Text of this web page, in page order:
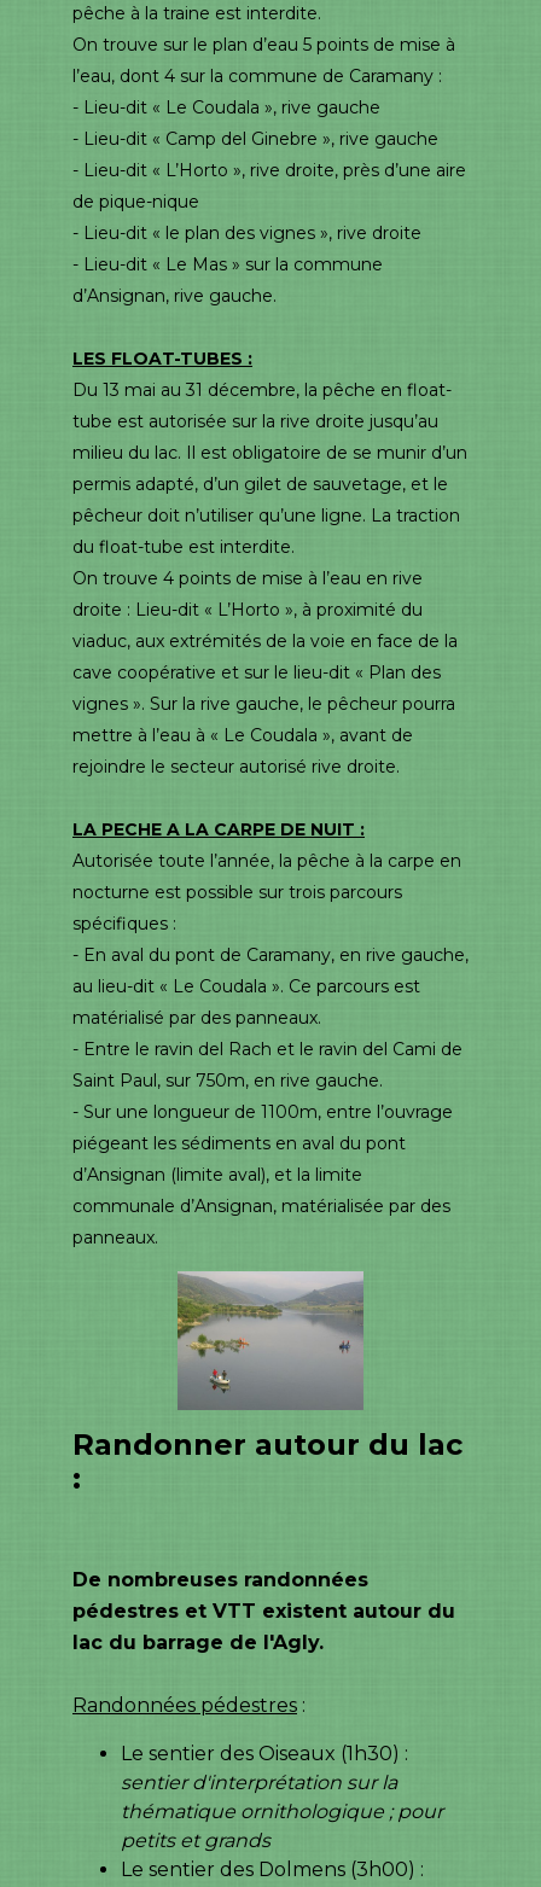
pêche à la traine est interdite.
On trouve sur le plan d’eau 5 points de mise à
l’eau, dont 4 sur la commune de Caramany :
- Lieu-dit « Le Coudala », rive gauche
- Lieu-dit « Camp del Ginebre », rive gauche
- Lieu-dit « L’Horto », rive droite, près d’une aire
de pique-nique
- Lieu-dit « le plan des vignes », rive droite
- Lieu-dit « Le Mas » sur la commune
d’Ansignan, rive gauche.
LES FLOAT-TUBES :
Du 13 mai au 31 décembre, la pêche en float-
tube est autorisée sur la rive droite jusqu’au
milieu du lac. Il est obligatoire de se munir d’un
permis adapté, d’un gilet de sauvetage, et le
pêcheur doit n’utiliser qu’une ligne. La traction
du float-tube est interdite.
On trouve 4 points de mise à l’eau en rive
droite : Lieu-dit « L’Horto », à proximité du
viaduc, aux extrémités de la voie en face de la
cave coopérative et sur le lieu-dit « Plan des
vignes ». Sur la rive gauche, le pêcheur pourra
mettre à l’eau à « Le Coudala », avant de
rejoindre le secteur autorisé rive droite.
LA PECHE A LA CARPE DE NUIT :
Autorisée toute l’année, la pêche à la carpe en
nocturne est possible sur trois parcours
spécifiques :
- En aval du pont de Caramany, en rive gauche,
au lieu-dit « Le Coudala ». Ce parcours est
matérialisé par des panneaux.
- Entre le ravin del Rach et le ravin del Cami de
Saint Paul, sur 750m, en rive gauche.
- Sur une longueur de 1100m, entre l’ouvrage
piégeant les sédiments en aval du pont
d’Ansignan (limite aval), et la limite
communale d’Ansignan, matérialisée par des
panneaux.
Randonner autour du lac
:
De nombreuses randonnées
pédestres et VTT existent autour du
lac du barrage de l'Agly.
Randonnées pédestres :
Le sentier des Oiseaux (1h30) :
sentier d'interprétation sur la
thématique ornithologique ; pour
petits et grands
Le sentier des Dolmens (3h00) :